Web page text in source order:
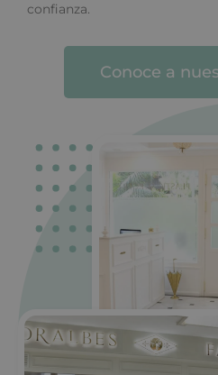
confianza.
Conoce a